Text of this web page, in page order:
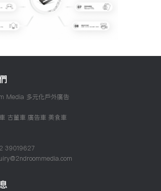
Media 多元化戶外廣告
古董車 廣告車 美食車
39019627